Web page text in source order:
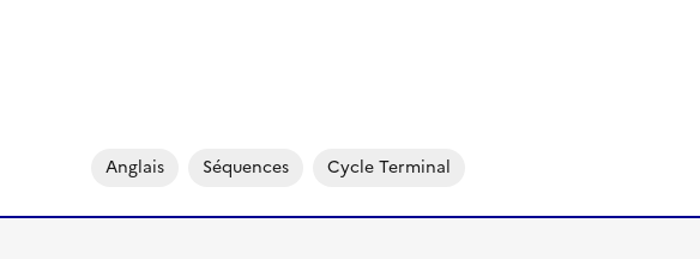
Anglais Séquences Cycle Terminal